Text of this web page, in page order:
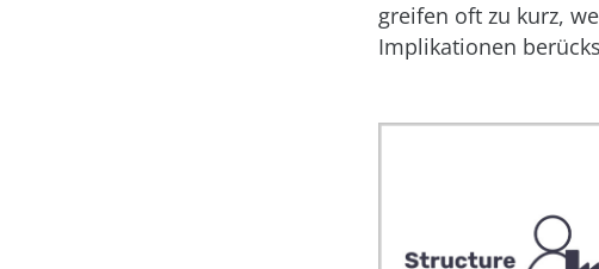
greifen oft zu kurz,
Implikationen